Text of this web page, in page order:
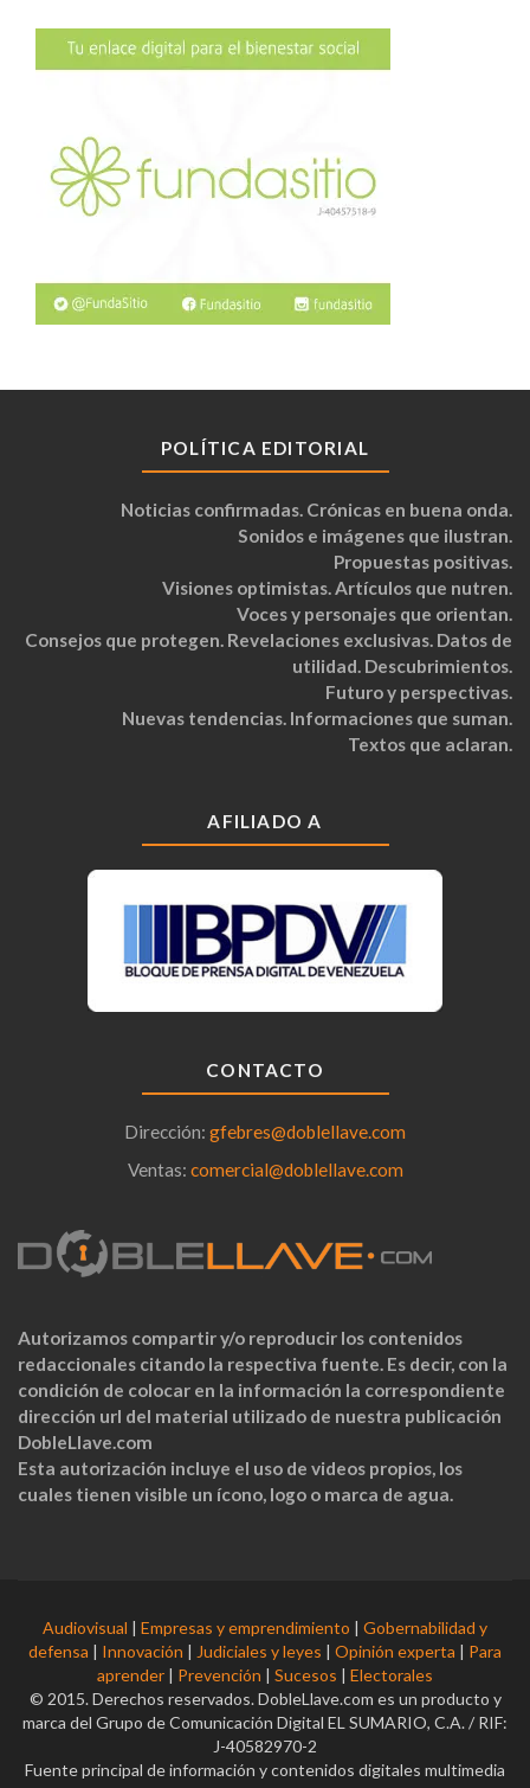
POLÍTICA EDITORIAL
Noticias confirmadas. Crónicas en buena onda.
Sonidos e imágenes que ilustran.
Propuestas positivas.
Visiones optimistas. Artículos que nutren.
Voces y personajes que orientan.
Consejos que protegen. Revelaciones exclusivas. Datos de
utilidad. Descubrimientos.
Futuro y perspectivas.
Nuevas tendencias. Informaciones que suman.
Textos que aclaran.
AFILIADO A
CONTACTO
Dirección: gfebres@doblellave.com
Ventas: comercial@doblellave.com
Autorizamos compartir y/o reproducir los contenidos
redaccionales citando la respectiva fuente. Es decir, con la
condición de colocar en la información la correspondiente
dirección url del material utilizado de nuestra publicación
DobleLlave.com
Esta autorización incluye el uso de videos propios, los
cuales tienen visible un ícono, logo o marca de agua.
Audiovisual | Empresas y emprendimiento | Gobernabilidad y
defensa | Innovación | Judiciales y leyes | Opinión experta | Para
aprender | Prevención | Sucesos | Electorales
© 2015. Derechos reservados. DobleLlave.com es un producto y
marca del Grupo de Comunicación Digital EL SUMARIO, C.A. / RIF:
J-40582970-2
Fuente principal de información y contenidos digitales multimedia